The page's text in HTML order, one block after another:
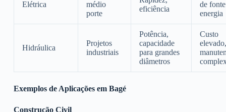
Elétrica
médio
porte
eficiência
de
energia
Hidráulica
Projetos
industriais
Potência,
capacidade
para grandes
diâmetros
Custo
elevado,
Exemplos de Aplicações em Bagé
Construção Civil